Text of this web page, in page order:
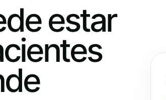
estar